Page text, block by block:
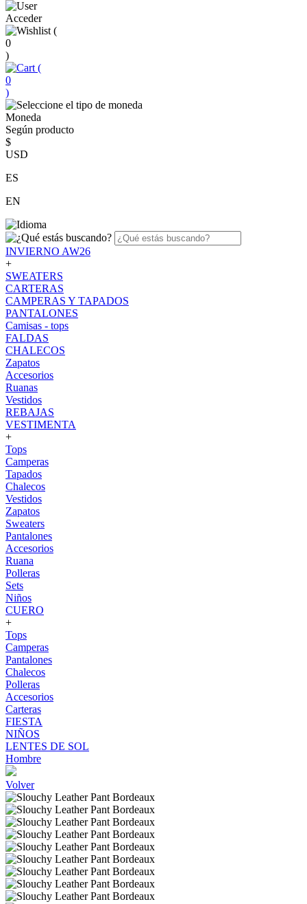
Acceder
(
0
)
(
0
)
Moneda
Según producto
$
USD
ES
EN
INVIERNO AW26
+
SWEATERS
CARTERAS
CAMPERAS Y TAPADOS
PANTALONES
Camisas - tops
FALDAS
CHALECOS
Zapatos
Accesorios
Ruanas
Vestidos
REBAJAS
VESTIMENTA
+
Tops
Camperas
Tapados
Chalecos
Vestidos
Zapatos
Sweaters
Pantalones
Accesorios
Ruana
Polleras
Sets
Niños
CUERO
+
Tops
Camperas
Pantalones
Chalecos
Polleras
Accesorios
Carteras
FIESTA
NIÑOS
LENTES DE SOL
Hombre
Volver